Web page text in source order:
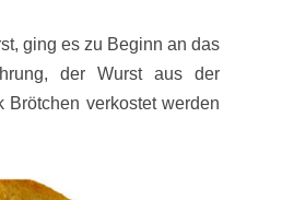
ging es zu Beginn an das
der Wurst aus der
Brötchen verkostet werden